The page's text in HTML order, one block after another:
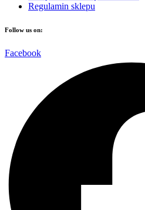
Regulamin sklepu
Follow us on:
Facebook